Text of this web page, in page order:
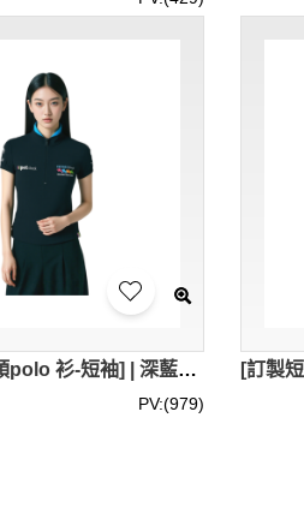
[訂製拉鍊企領polo 衫-短袖] | 深藍色POLO衫 | 繡花logo | 修身女裝Polo恤 | Polo恤供應商 | 93% 棉 + 7% 氨纶 | 衫底開叉處加藍色人字帶內貼 | 內領藍色設計 | P1898
PV:(979)